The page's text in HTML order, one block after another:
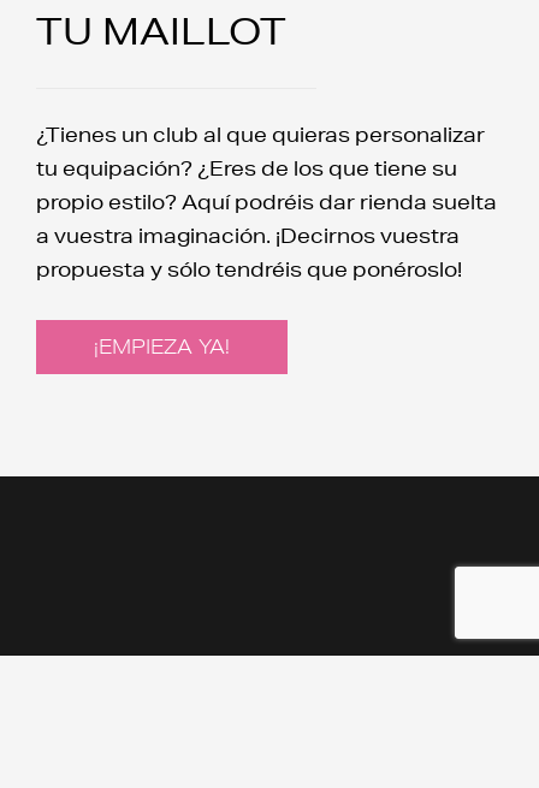
TU MAILLOT
¿Tienes un club al que quieras personalizar
tu equipación? ¿Eres de los que tiene su
propio estilo? Aquí podréis dar rienda suelta
a vuestra imaginación. ¡Decirnos vuestra
propuesta y sólo tendréis que ponéroslo!
¡EMPIEZA YA!